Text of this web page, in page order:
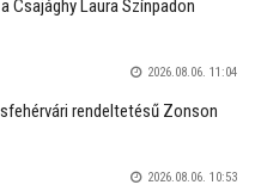
Csajághy Laura Színpadon
2026.08.06. 11:04
rendeltetésű Zonson
2026.08.06. 10:53